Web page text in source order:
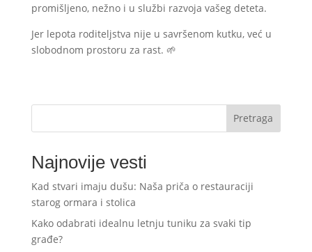
promišljeno, nežno i u službi razvoja vašeg deteta.
Jer lepota roditeljstva nije u savršenom kutku, već u
slobodnom prostoru za rast. 🌱
Pretraga
Najnovije vesti
Kad stvari imaju dušu: Naša priča o restauraciji
starog ormara i stolica
Kako odabrati idealnu letnju tuniku za svaki tip
građe?